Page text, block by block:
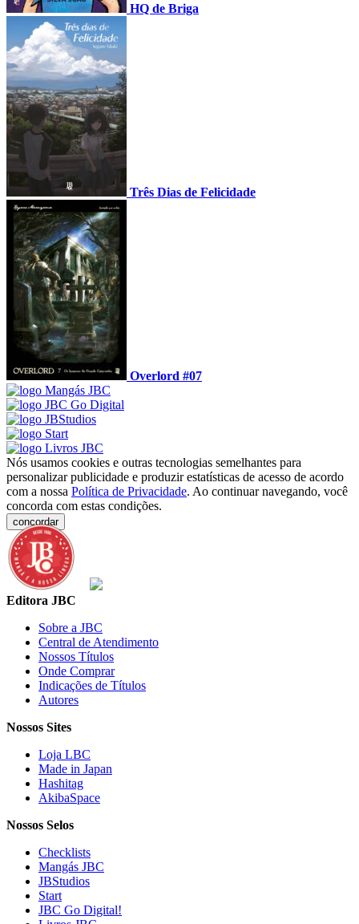
HQ de Briga
Três Dias de Felicidade
Overlord #07
Nós usamos cookies e outras tecnologias semelhantes para
personalizar publicidade e produzir estatísticas de acesso de acordo
com a nossa Política de Privacidade. Ao continuar navegando, você
concorda com estas condições.
concordar
Editora JBC
Sobre a JBC
Central de Atendimento
Nossos Títulos
Onde Comprar
Indicações de Títulos
Autores
Nossos Sites
Loja LBC
Made in Japan
Hashitag
AkibaSpace
Nossos Selos
Checklists
Mangás JBC
JBStudios
Start
JBC Go Digital!